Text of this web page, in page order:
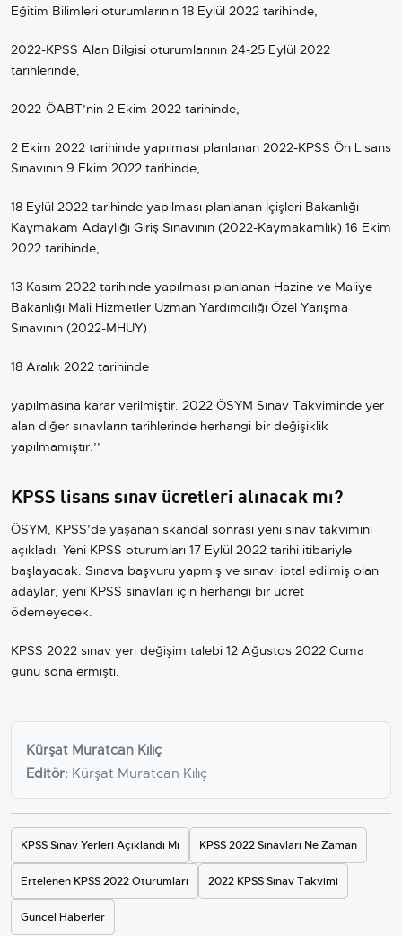
Eğitim Bilimleri oturumlarının 18 Eylül 2022 tarihinde,
2022-KPSS Alan Bilgisi oturumlarının 24-25 Eylül 2022
tarihlerinde,
2022-ÖABT’nin 2 Ekim 2022 tarihinde,
2 Ekim 2022 tarihinde yapılması planlanan 2022-KPSS Ön Lisans
Sınavının 9 Ekim 2022 tarihinde,
18 Eylül 2022 tarihinde yapılması planlanan İçişleri Bakanlığı
Kaymakam Adaylığı Giriş Sınavının (2022-Kaymakamlık) 16 Ekim
2022 tarihinde,
13 Kasım 2022 tarihinde yapılması planlanan Hazine ve Maliye
Bakanlığı Mali Hizmetler Uzman Yardımcılığı Özel Yarışma
Sınavının (2022-MHUY)
18 Aralık 2022 tarihinde
yapılmasına karar verilmiştir. 2022 ÖSYM Sınav Takviminde yer
alan diğer sınavların tarihlerinde herhangi bir değişiklik
yapılmamıştır.’’
KPSS lisans sınav ücretleri alınacak mı?
ÖSYM, KPSS’de yaşanan skandal sonrası yeni sınav takvimini
açıkladı. Yeni KPSS oturumları 17 Eylül 2022 tarihi itibariyle
başlayacak. Sınava başvuru yapmış ve sınavı iptal edilmiş olan
adaylar, yeni KPSS sınavları için herhangi bir ücret
ödemeyecek.
KPSS 2022 sınav yeri değişim talebi 12 Ağustos 2022 Cuma
günü sona ermişti.
Kürşat Muratcan Kılıç
Editör: Kürşat Muratcan Kılıç
KPSS Sınav Yerleri Açıklandı Mı KPSS 2022 Sınavları Ne Zaman
Ertelenen KPSS 2022 Oturumları 2022 KPSS Sınav Takvimi
Güncel Haberler